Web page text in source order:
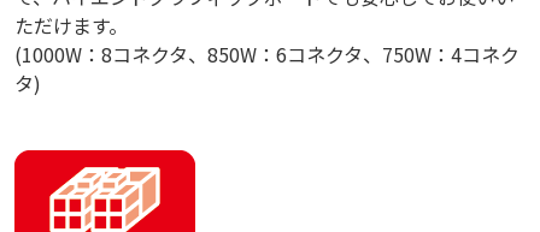
ただけます。
(1000W：8コネクタ、850W：6コネクタ、750W：4コネク
タ)